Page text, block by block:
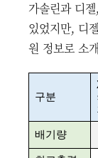
가솔린과 디
있었지만, 디
원 정보로 소
구분
배기량